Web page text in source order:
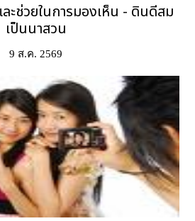
ช่วยในการมองเห็น - ดินดีสม
เป็นนาสวน
9 ส.ค. 2569